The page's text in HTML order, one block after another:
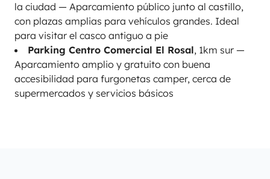
la ciudad — Aparcamiento público junto al castillo,
con plazas amplias para vehículos grandes. Ideal
para visitar el casco antiguo a pie
Parking Centro Comercial El Rosal, 1km sur —
Aparcamiento amplio y gratuito con buena
accesibilidad para furgonetas camper, cerca de
supermercados y servicios básicos